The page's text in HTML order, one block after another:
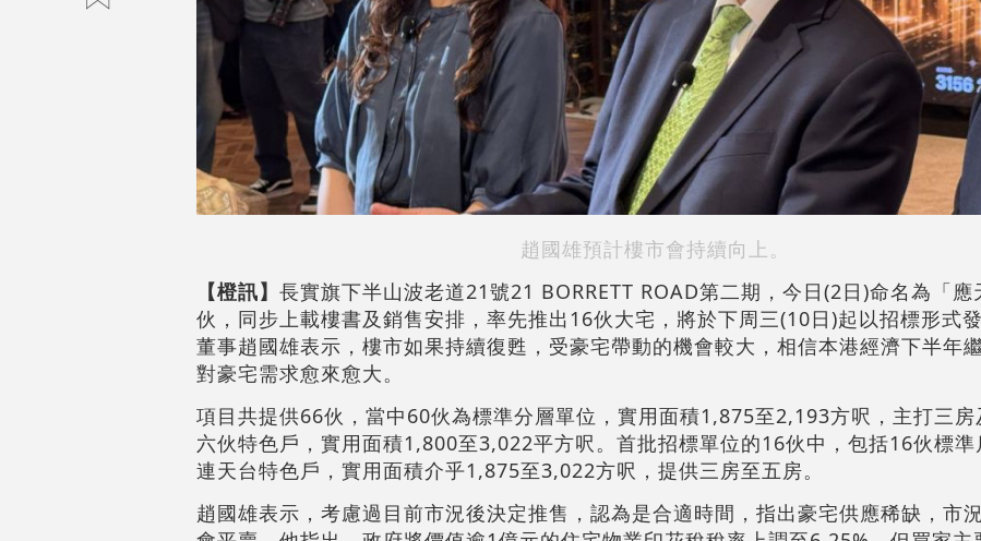
趙國雄預計樓市會持續向上。
【橙訊】 長實旗下半山波老道21號21 BORRETT ROAD第二期，今日(2日)命名為「
伙，同步上載樓書及銷售安排，率先推出16伙大宅，將於下周三(10日)起以招標形式
董事趙國雄表示，樓市如果持續復甦，受豪宅帶動的機會較大，相信本港經濟下半年
對豪宅需求愈來愈大。
項目共提供66伙，當中60伙為標準分層單位，實用面積1,875至2,193方呎，主打三房
六伙特色戶，實用面積1,800至3,022平方呎。首批招標單位的16伙中，包括16伙標準
連天台特色戶，實用面積介乎1,875至3,022方呎，提供三房至五房。
趙國雄表示，考慮過目前市況後決定推售，認為是合適時間，指出豪宅供應稀缺，市